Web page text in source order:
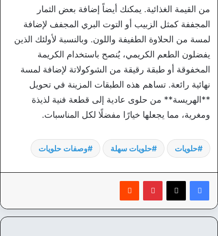
من القيمة الغذائية. يمكنك أيضاً إضافة بعض الثمار
المجففة كمثل الزبيب أو التوت البري المجفف لإضافة
لمسة من الحلاوة الطفيفة واللون. وبالنسبة لأولئك الذين
يفضلون الطعم الكريمي، يُنصح باستخدام الكريمة
المخفوقة أو طبقة رقيقة من الشوكولاتة لإضافة لمسة
نهائية رائعة. تساهم هذه الطبقات المزينة في تحويل
**الهريسة** من حلوى عادية إلى قطعة فنية لذيذة
ومغرية، مما يجعلها خيارًا مفضلًا لكل المناسبات.
حلويات حلويات سهلة وصفات حلويات
بينتيريست